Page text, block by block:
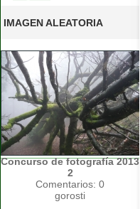
IMAGEN ALEATORIA
Concurso de fotografía 2013
2
Comentarios: 0
gorosti